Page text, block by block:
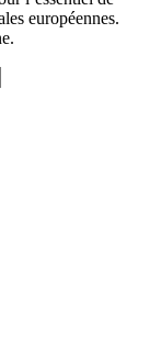
européennes.